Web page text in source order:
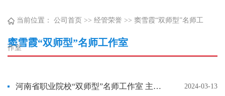
窦雪霞“双师型”名师工作室
当前位置： 公司首页 >> 经管荣誉 >> 窦雪霞“双师型”名师工
作室
2024-03-13
河南省职业院校“双师型”名师工作室 主持人简历